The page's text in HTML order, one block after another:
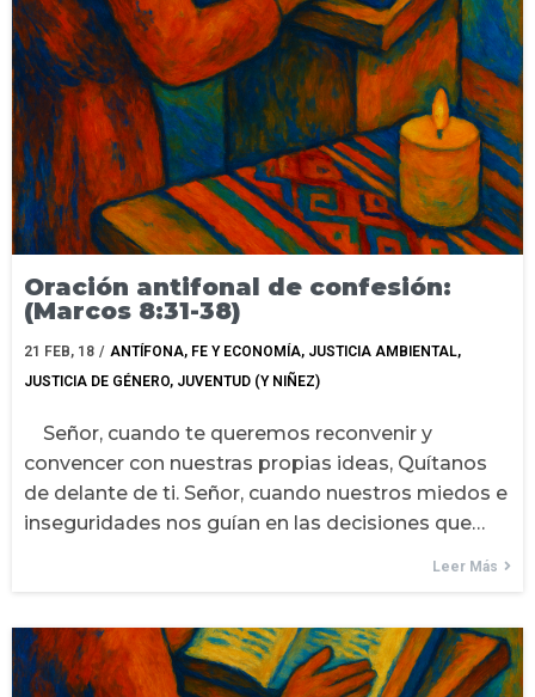
Oración antifonal de confesión:
(Marcos 8:31-38)
21 FEB, 18 / ANTÍFONA FE Y ECONOMÍA JUSTICIA AMBIENTAL
JUSTICIA DE GÉNERO JUVENTUD (Y NIÑEZ)
Señor, cuando te queremos reconvenir y
convencer con nuestras propias ideas, Quítanos
de delante de ti. Señor, cuando nuestros miedos e
inseguridades nos guían en las decisiones que…
Leer Más